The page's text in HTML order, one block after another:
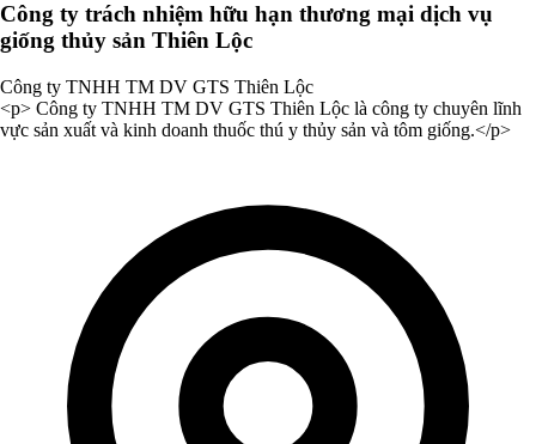
Công ty trách nhiệm hữu hạn thương mại dịch vụ
giống thủy sản Thiên Lộc
Công ty TNHH TM DV GTS Thiên Lộc
<p> Công ty TNHH TM DV GTS Thiên Lộc là công ty chuyên lĩnh
vực sản xuất và kinh doanh thuốc thú y thủy sản và tôm giống.</p>